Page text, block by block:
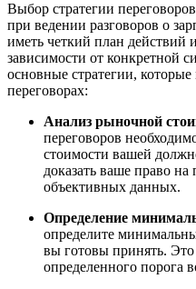
Выбор стратегии
при ведении разговоров о
иметь четкий план действий
зависимости от конкретной
основные стратегии,
переговорах:
Анализ рыночной
переговоров
стоимости вашей
доказать ваше право
объективных данных.
Определение
определите
вы готовы принять.
определенного порога